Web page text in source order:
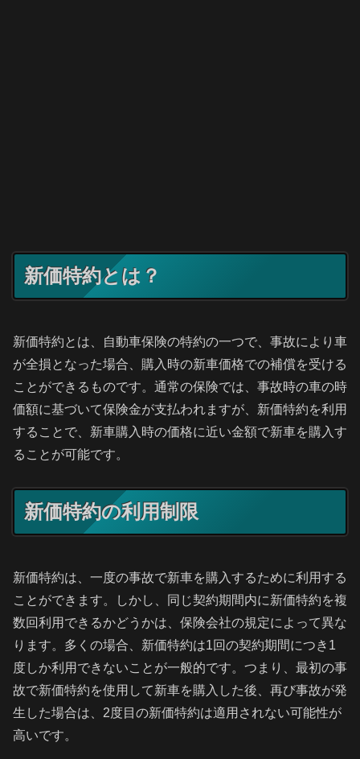
新価特約とは？
新価特約とは、自動車保険の特約の一つで、事故により車
が全損となった場合、購入時の新車価格での補償を受ける
ことができるものです。通常の保険では、事故時の車の時
価額に基づいて保険金が支払われますが、新価特約を利用
することで、新車購入時の価格に近い金額で新車を購入す
ることが可能です。
新価特約の利用制限
新価特約は、一度の事故で新車を購入するために利用する
ことができます。しかし、同じ契約期間内に新価特約を複
数回利用できるかどうかは、保険会社の規定によって異な
ります。多くの場合、新価特約は1回の契約期間につき1
度しか利用できないことが一般的です。つまり、最初の事
故で新価特約を使用して新車を購入した後、再び事故が発
生した場合は、2度目の新価特約は適用されない可能性が
高いです。